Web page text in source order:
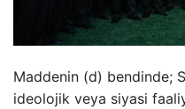
Maddenin (d) bendinde;
ideolojik veya siyasi